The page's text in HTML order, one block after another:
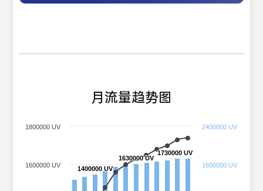
月流量趋势图
1400000 UV
1400000 UV
1630000 UV
1630000 UV
1730000 UV
1730000 UV
1600000 UV
1800000 UV
1600000 UV
2400000 UV